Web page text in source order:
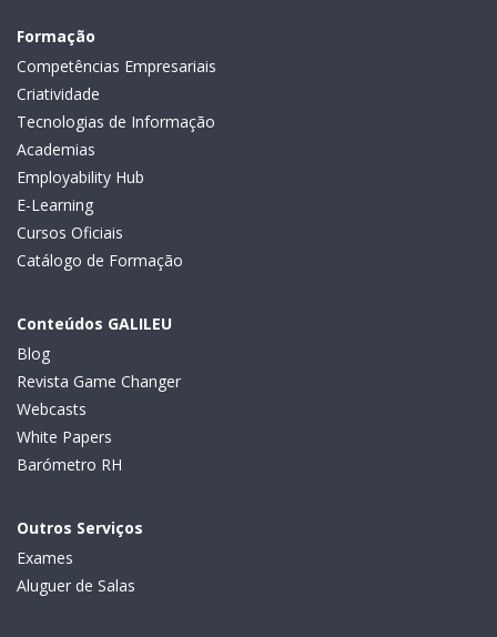
Formação
Competências Empresariais
Criatividade
Tecnologias de Informação
Academias
Employability Hub
E-Learning
Cursos Oficiais
Catálogo de Formação
Conteúdos GALILEU
Blog
Revista Game Changer
Webcasts
White Papers
Barómetro RH
Outros Serviços
Exames
Aluguer de Salas